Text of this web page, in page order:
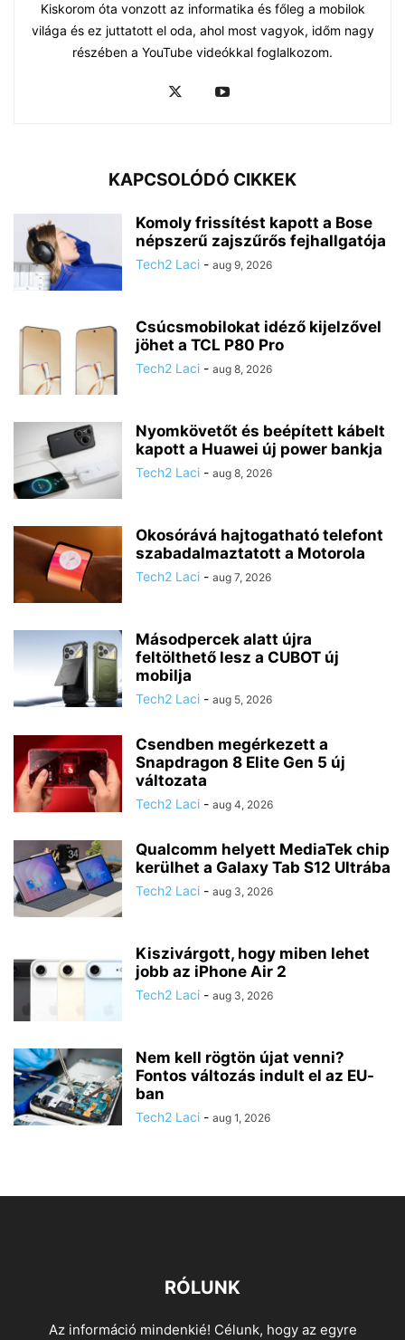
Kiskorom óta vonzott az informatika és főleg a mobilok
világa és ez juttatott el oda, ahol most vagyok, időm nagy
részében a YouTube videókkal foglalkozom.
KAPCSOLÓDÓ CIKKEK
Komoly frissítést kapott a Bose
népszerű zajszűrős fejhallgatója
Tech2 Laci - aug 9, 2026
Csúcsmobilokat idéző kijelzővel
jöhet a TCL P80 Pro
Tech2 Laci - aug 8, 2026
Nyomkövetőt és beépített kábelt
kapott a Huawei új power bankja
Tech2 Laci - aug 8, 2026
Okosórává hajtogatható telefont
szabadalmaztatott a Motorola
Tech2 Laci - aug 7, 2026
Másodpercek alatt újra
feltölthető lesz a CUBOT új
mobilja
Tech2 Laci - aug 5, 2026
Csendben megérkezett a
Snapdragon 8 Elite Gen 5 új
változata
Tech2 Laci - aug 4, 2026
Qualcomm helyett MediaTek chip
kerülhet a Galaxy Tab S12 Ultrába
Tech2 Laci - aug 3, 2026
Kiszivárgott, hogy miben lehet
jobb az iPhone Air 2
Tech2 Laci - aug 3, 2026
Nem kell rögtön újat venni?
Fontos változás indult el az EU-
ban
Tech2 Laci - aug 1, 2026
RÓLUNK
Az információ mindenkié! Célunk, hogy az egyre